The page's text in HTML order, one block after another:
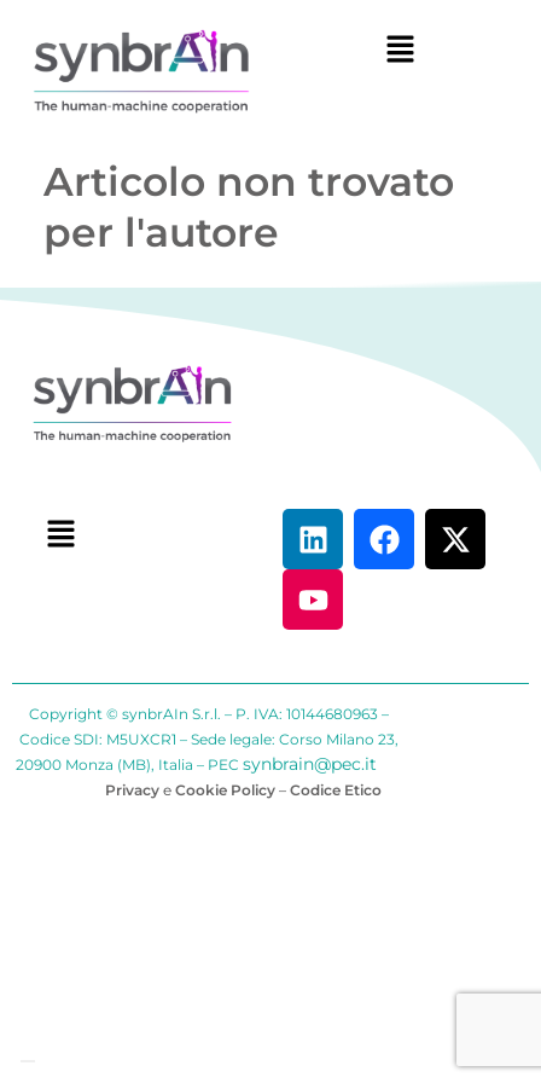
Articolo non trovato
per l'autore
Copyright © synbrAIn S.r.l. – P. IVA: 10144680963 –
Codice SDI: M5UXCR1 – Sede legale: Corso Milano 23,
20900 Monza (MB), Italia – PEC synbrain@pec.it
Privacy e Cookie Policy – Codice Etico